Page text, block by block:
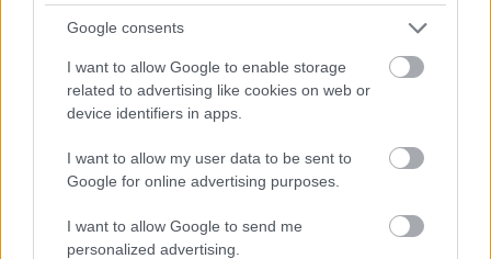
Google consents
I want to allow Google to enable storage
related to advertising like cookies on web or
device identifiers in apps.
I want to allow my user data to be sent to
Google for online advertising purposes.
I want to allow Google to send me
personalized advertising.
reggel már korán
elindul locsolni.
jelei: nem szabad
legyinteni rájuk